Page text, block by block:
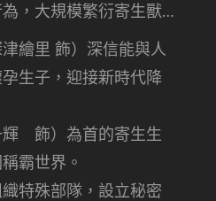
，大規模繁衍寄生獸…
繪里 飾）深信能與人
生子，迎接新時代降
輝 飾）為首的寄生生
霸世界。
特殊部隊，設立秘密